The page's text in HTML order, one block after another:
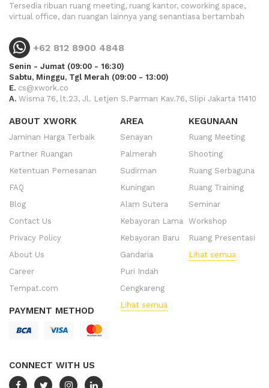
Tersedia ribuan ruang meeting, ruang kantor, coworking space,
virtual office, dan ruangan lainnya yang senantiasa bertambah
+62 812 8900 4848
Senin - Jumat (09:00 - 16:30)
Sabtu, Minggu, Tgl Merah (09:00 - 13:00)
E. cs@xwork.co
A. Wisma 76, lt.23, Jl. Letjen S.Parman Kav.76, Slipi Jakarta 11410
ABOUT XWORK
Jaminan Harga Terbaik
Partner Ruangan
Ketentuan Pemesanan
FAQ
Blog
Contact Us
Privacy Policy
About Us
Career
Tempat.com
PAYMENT METHOD
CONNECT WITH US
AREA
Senayan
Palmerah
Sudirman
Kuningan
Alam Sutera
Kebayoran Lama
Kebayoran Baru
Gandaria
Puri Indah
Cengkareng
Lihat semua
KEGUNAAN
Ruang Meeting
Shooting
Ruang Serbaguna
Ruang Training
Seminar
Workshop
Ruang Presentasi
Lihat semua